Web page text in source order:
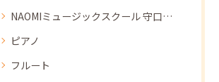
NAOMIミュージックスクール 守口教室
ピアノ
フルート